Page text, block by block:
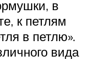
в
к петлям
в петлю».
вида